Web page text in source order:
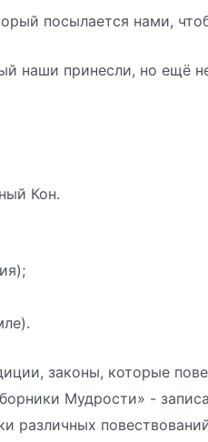
посылается нами,
наши принесли, но ещё
Кон.
законы, которые
Мудрости» -
различных